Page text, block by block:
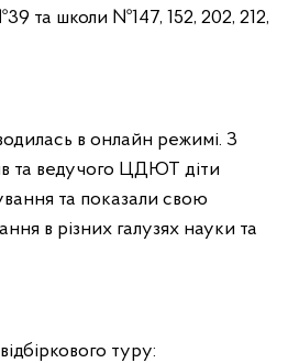
та школи №147, 152, 202, 212,
в онлайн режимі. З
та ведучого ЦДЮТ діти
та показали свою
в різних галузях науки та
туру: